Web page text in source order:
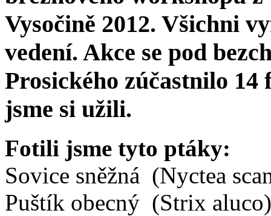
Vysočině 2012. Všichni
vedení. Akce se pod
Prosického zúčastnilo
jsme si užili.
Fotili jsme tyto ptáky:
Sovice sněžná (Nyctea
Puštík obecný (Strix